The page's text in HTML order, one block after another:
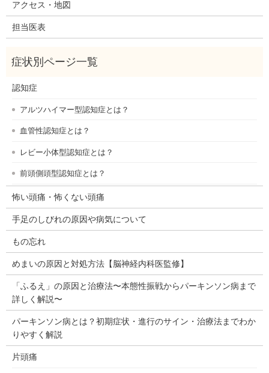
アクセス・地図
担当医表
認知症
アルツハイマー型認知症とは？
血管性認知症とは？
レビー小体型認知症とは？
前頭側頭型認知症とは？
怖い頭痛・怖くない頭痛
手足のしびれの原因や病気について
もの忘れ
めまいの原因と対処方法【脳神経内科医監修】
「ふるえ」の原因と治療法〜本態性振戦からパーキンソン病まで
詳しく解説〜
パーキンソン病とは？初期症状・進行のサイン・治療法までわか
りやすく解説
片頭痛